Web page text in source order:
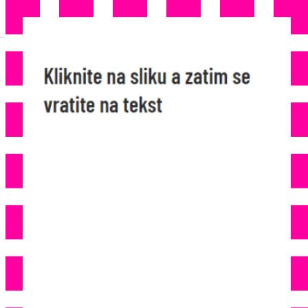
NEVJEROVATAN I
ZASTRAŠUJUĆ PRIZOR: